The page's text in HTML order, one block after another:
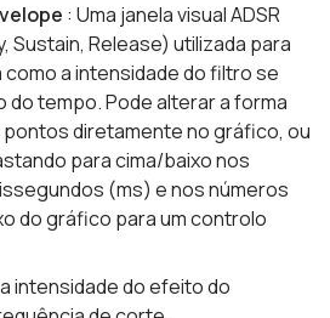
: Uma janela visual ADSR
Sustain, Release) utilizada para
a intensidade do filtro se
do tempo. Pode alterar a forma
diretamente no gráfico, ou
para cima/baixo nos
(ms) e nos números
do gráfico para um controlo
intensidade do efeito do